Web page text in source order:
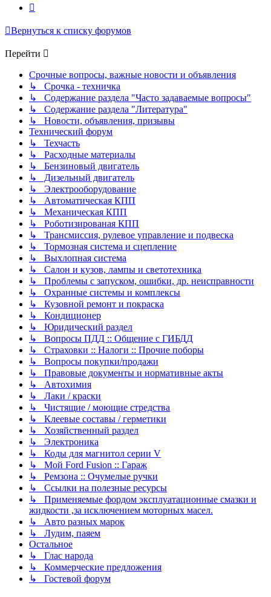
Вернуться к списку форумов
Перейти
Срочные вопросы, важные новости и объявления
↳ Срочка - техничка
↳ Содержание раздела "Часто задаваемые вопросы"
↳ Содержание раздела "Литература"
↳ Новости, объявления, призывы
Технический форум
↳ Техчасть
↳ Расходные материалы
↳ Бензиновый двигатель
↳ Дизельный двигатель
↳ Электрооборудование
↳ Автоматическая КПП
↳ Механическая КПП
↳ Роботизированая КПП
↳ Трансмиссия, рулевое управление и подвеска
↳ Тормозная система и сцепление
↳ Выхлопная система
↳ Салон и кузов, лампы и светотехника
↳ Проблемы с запуском, ошибки, др. неисправности
↳ Охранные системы и комплексы
↳ Кузовной ремонт и покраска
↳ Кондиционер
↳ Юридический раздел
↳ Вопросы ПДД :: Общение с ГИБДД
↳ Страховки :: Налоги :: Прочие поборы
↳ Вопросы покупки/продажи
↳ Правовые документы и нормативные акты
↳ Автохимия
↳ Лаки / краски
↳ Чистящие / моющие стредства
↳ Клеевые составы / герметики
↳ Хозяйственный раздел
↳ Электроника
↳ Коды для магнитол серии V
↳ Мой Ford Fusion :: Гараж
↳ Ремзона :: Очумелые ручки
↳ Ссылки на полезные ресурсы
↳ Применяемые фордом эксплуатационные смазки и
жидкости ,за исключением моторных масел.
↳ Авто разных марок
↳ Лудим, паяем
Остальное
↳ Глас народа
↳ Коммерческие предложения
↳ Гостевой форум